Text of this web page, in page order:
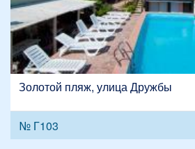
Золотой пляж, улица Дружбы
№ Г103